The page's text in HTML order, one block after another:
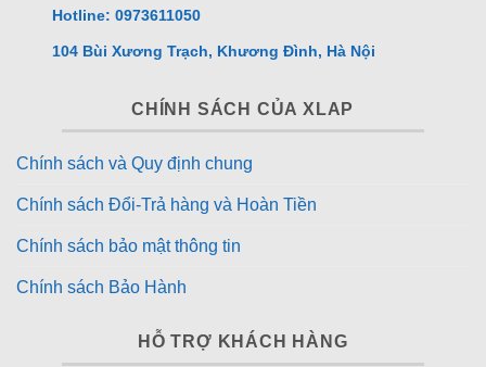
Hotline: 0973611050
104 Bùi Xương Trạch, Khương Đình, Hà Nội
CHÍNH SÁCH CỦA XLAP
Chính sách và Quy định chung
Chính sách Đổi-Trả hàng và Hoàn Tiền
Chính sách bảo mật thông tin
Chính sách Bảo Hành
HỖ TRỢ KHÁCH HÀNG